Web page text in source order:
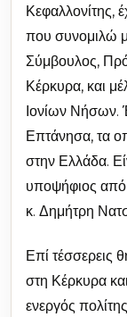
Κεφαλλονίτης,
που συνομιλώ
Σύμβουλος,
Κέρκυρα, και
Ιονίων Νήσων.
Επτάνησα, τα
στην Ελλάδα.
υποψήφιος από
κ. Δημήτρη
Επί τέσσερεις
στη Κέρκυρα
ενεργός